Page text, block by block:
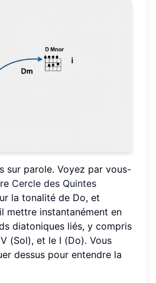
sur parole. Voyez par vous-
Cercle des Quintes
la tonalité de Do, et
mettre instantanément en
diatoniques liés, y compris
(Sol), et le I (Do). Vous
dessus pour entendre la